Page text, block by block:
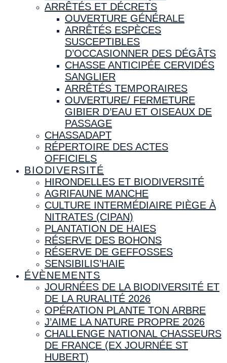
ARRÊTÉS ET DÉCRETS
OUVERTURE GÉNÉRALE
ARRÊTÉS ESPÈCES
SUSCEPTIBLES
D’OCCASIONNER DES DÉGÂTS
CHASSE ANTICIPÉE CERVIDÉS
SANGLIER
ARRÊTÉS TEMPORAIRES
OUVERTURE/ FERMETURE
GIBIER D’EAU ET OISEAUX DE
PASSAGE
CHASSADAPT
RÉPERTOIRE DES ACTES
OFFICIELS
BIODIVERSITÉ
HIRONDELLES ET BIODIVERSITÉ
AGRIFAUNE MANCHE
CULTURE INTERMÉDIAIRE PIÈGE À
NITRATES (CIPAN)
PLANTATION DE HAIES
RÉSERVE DES BOHONS
RÉSERVE DE GEFFOSSES
SENSIBILIS’HAIE
ÉVÈNEMENTS
JOURNÉES DE LA BIODIVERSITÉ ET
DE LA RURALITÉ 2026
OPÉRATION PLANTE TON ARBRE
J’AIME LA NATURE PROPRE 2026
CHALLENGE NATIONAL CHASSEURS
DE FRANCE (EX JOURNÉE ST
HUBERT)